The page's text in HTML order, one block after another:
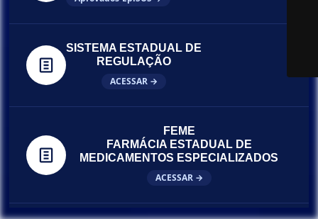
SISTEMA ESTADUAL DE
REGULAÇÃO
ACESSAR →
FEME
FARMÁCIA ESTADUAL DE
MEDICAMENTOS ESPECIALIZADOS
ACESSAR →